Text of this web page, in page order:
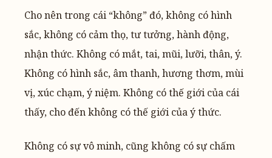
Cho nên trong cái “không” đó, không có hình
sắc, không có cảm thọ, tư tưởng, hành động,
nhận thức. Không có mắt, tai, mũi, lưỡi, thân, ý.
Không có hình sắc, âm thanh, hương thơm, mùi
vị, xúc chạm, ý niệm. Không có thế giới của cái
thấy, cho đến không có thế giới của ý thức.
Không có sự vô minh, cũng không có sự chấm